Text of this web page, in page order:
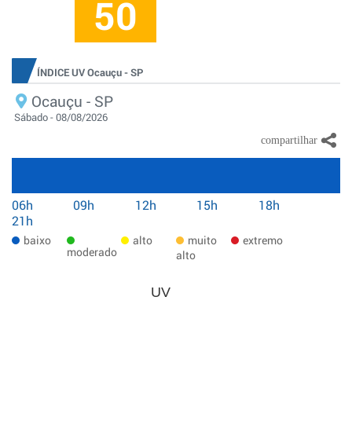
50
ÍNDICE UV Ocauçu - SP
Ocauçu - SP
Sábado - 08/08/2026
06h 09h 12h 15h
18h
21h
baixo
moderado
alto
muito
alto
extremo
UV